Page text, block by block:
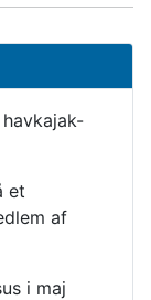
et
af
i maj